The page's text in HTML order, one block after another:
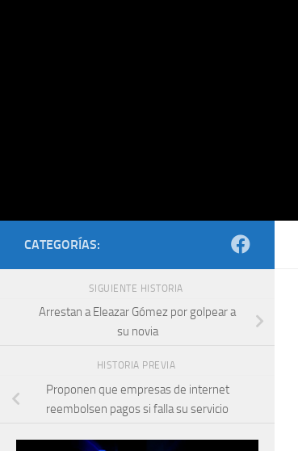
CATEGORÍAS:
SIGUIENTE HISTORIA
Arrestan a Eleazar Gómez por golpear a
su novia
HISTORIA PREVIA
Proponen que empresas de internet
reembolsen pagos si falla su servicio